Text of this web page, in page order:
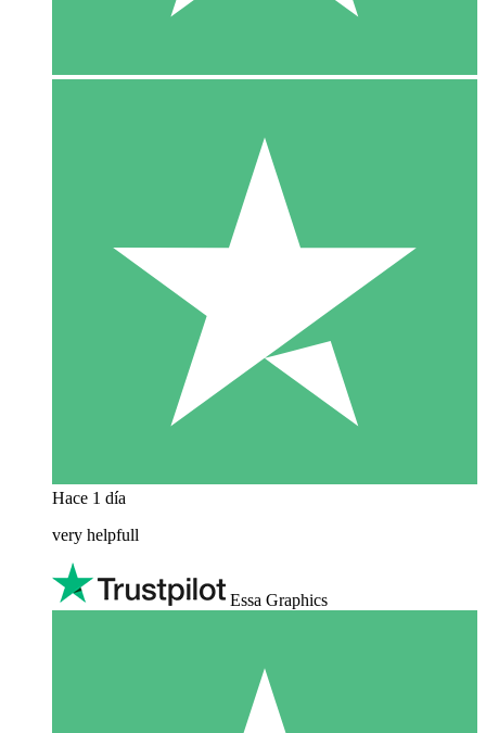
Hace 1 día
very helpfull
Essa Graphics